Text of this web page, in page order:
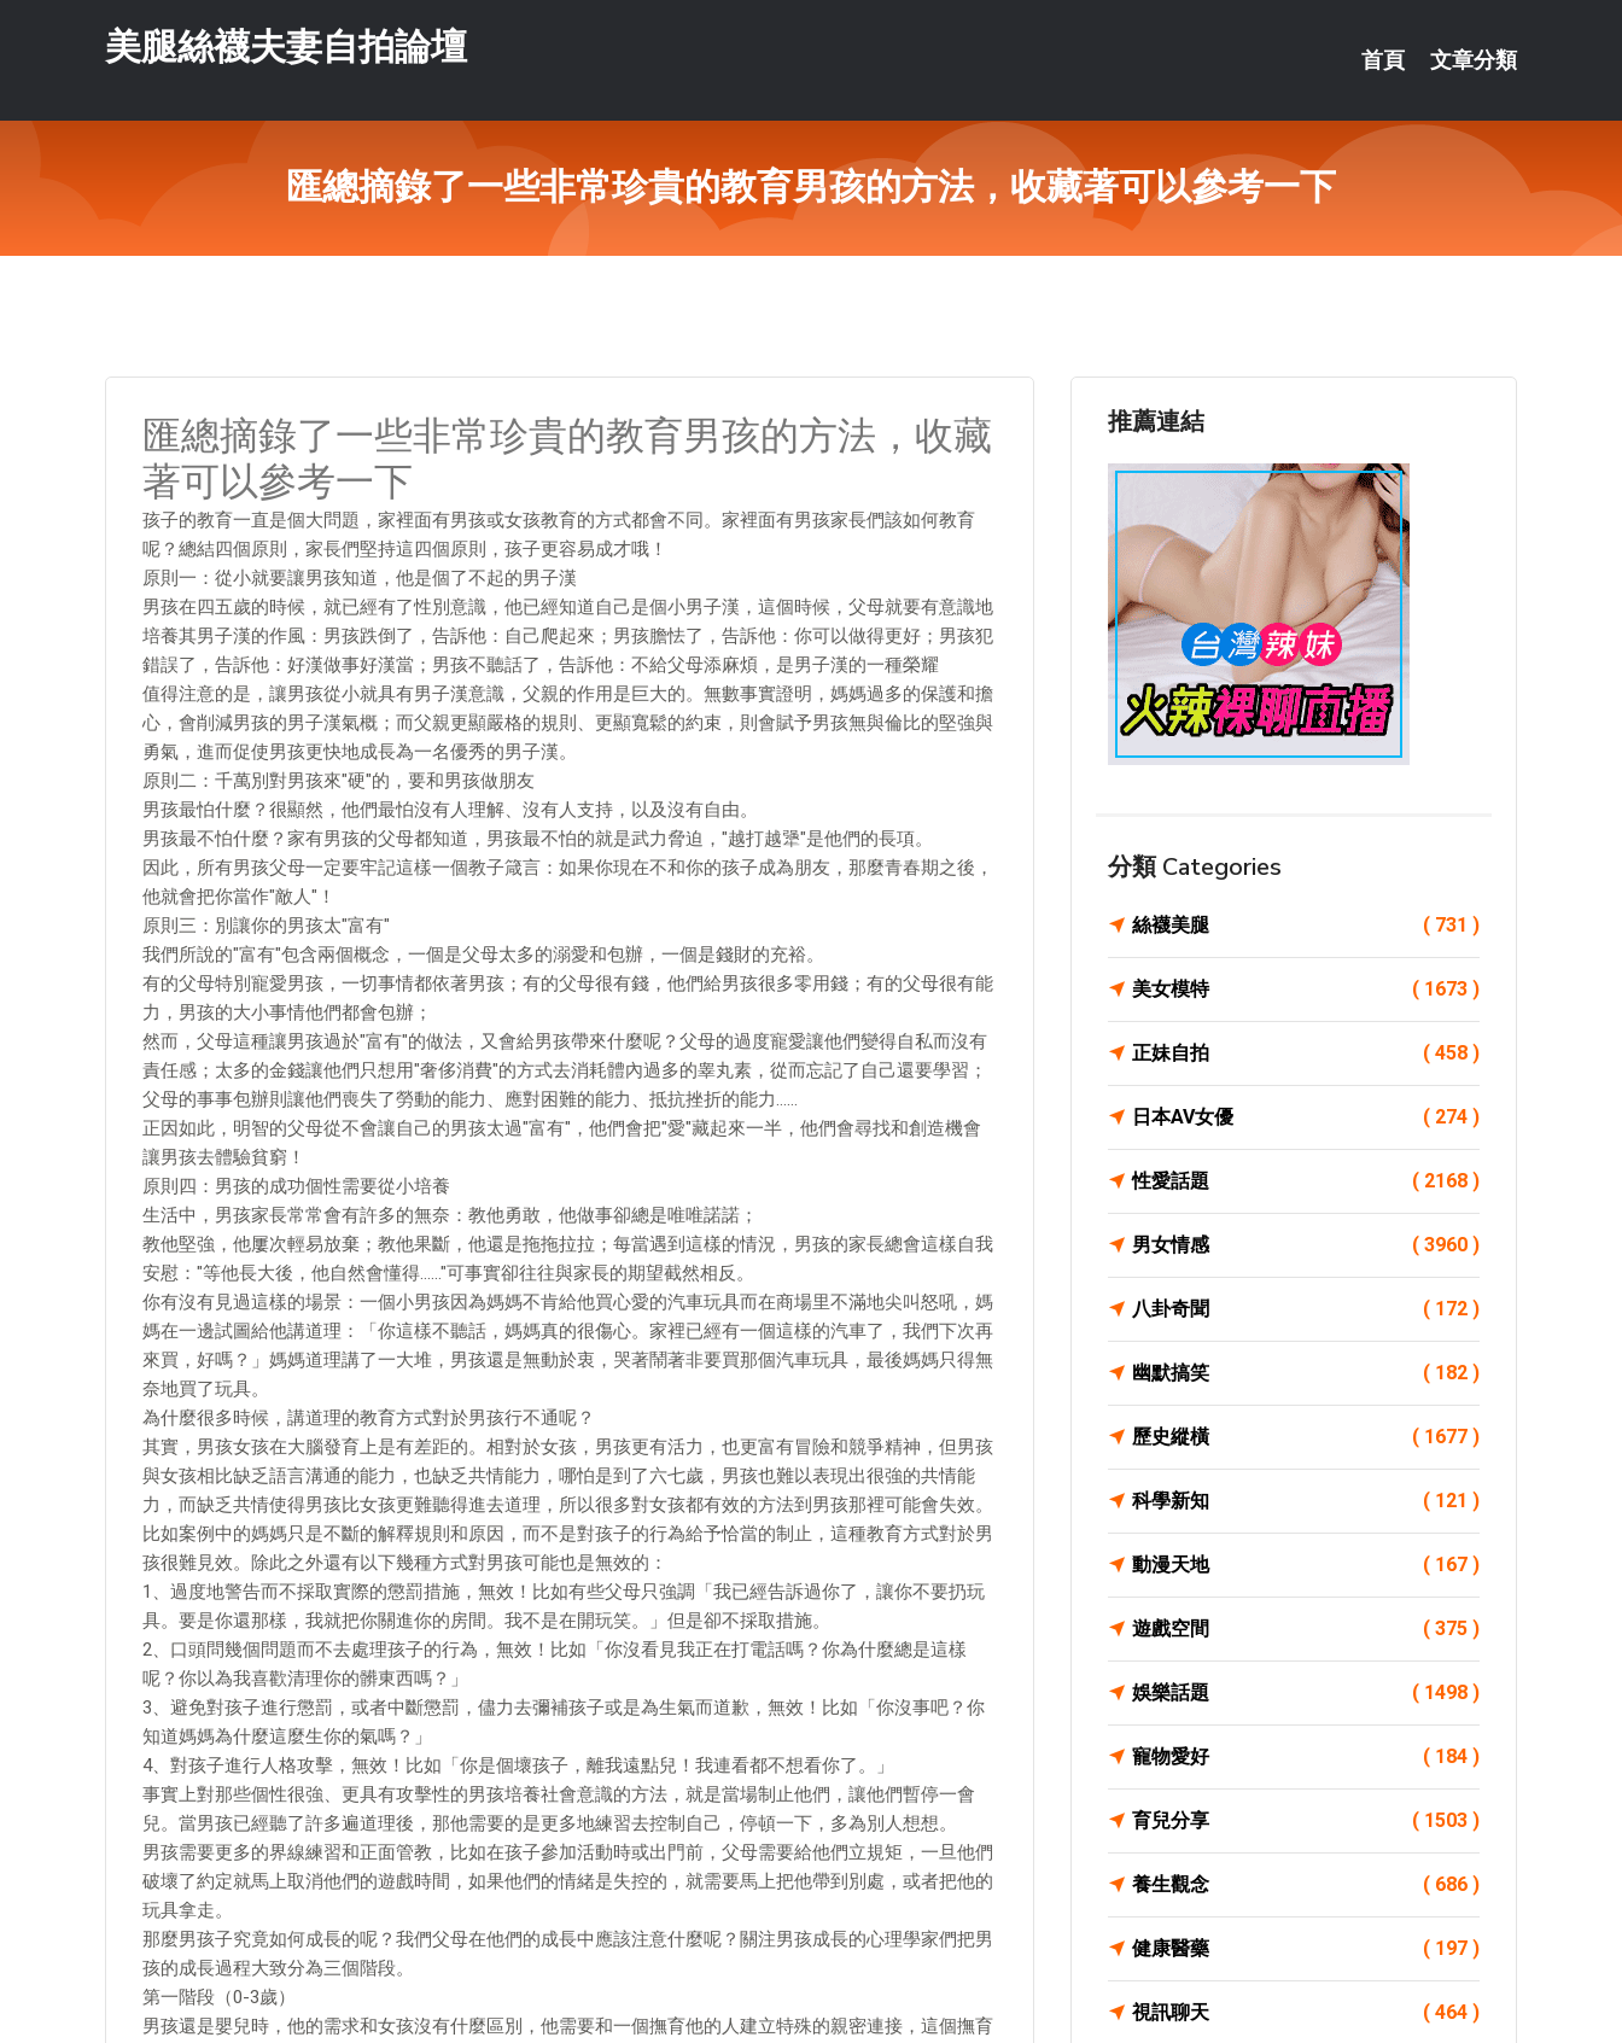
美腿絲襪夫妻自拍論壇 首頁 文章分類
匯總摘錄了一些非常珍貴的教育男孩的方法，收藏著可以參考一下
匯總摘錄了一些非常珍貴的教育男孩的方法，收藏
著可以參考一下
孩子的教育一直是個大問題，家裡面有男孩或女孩教育的方式都會不同。家裡面有男孩家長們該如何教育
呢？總結四個原則，家長們堅持這四個原則，孩子更容易成才哦！
原則一：從小就要讓男孩知道，他是個了不起的男子漢
男孩在四五歲的時候，就已經有了性別意識，他已經知道自己是個小男子漢，這個時候，父母就要有意識地
培養其男子漢的作風：男孩跌倒了，告訴他：自己爬起來；男孩膽怯了，告訴他：你可以做得更好；男孩犯
錯誤了，告訴他：好漢做事好漢當；男孩不聽話了，告訴他：不給父母添麻煩，是男子漢的一種榮耀
值得注意的是，讓男孩從小就具有男子漢意識，父親的作用是巨大的。無數事實證明，媽媽過多的保護和擔
心，會削減男孩的男子漢氣概；而父親更顯嚴格的規則、更顯寬鬆的約束，則會賦予男孩無與倫比的堅強與
勇氣，進而促使男孩更快地成長為一名優秀的男子漢。
原則二：千萬別對男孩來"硬"的，要和男孩做朋友
男孩最怕什麼？很顯然，他們最怕沒有人理解、沒有人支持，以及沒有自由。
男孩最不怕什麼？家有男孩的父母都知道，男孩最不怕的就是武力脅迫，"越打越犟"是他們的長項。
因此，所有男孩父母一定要牢記這樣一個教子箴言：如果你現在不和你的孩子成為朋友，那麼青春期之後，
他就會把你當作"敵人"！
原則三：別讓你的男孩太"富有"
我們所說的"富有"包含兩個概念，一個是父母太多的溺愛和包辦，一個是錢財的充裕。
有的父母特別寵愛男孩，一切事情都依著男孩；有的父母很有錢，他們給男孩很多零用錢；有的父母很有能
力，男孩的大小事情他們都會包辦；
然而，父母這種讓男孩過於"富有"的做法，又會給男孩帶來什麼呢？父母的過度寵愛讓他們變得自私而沒有
責任感；太多的金錢讓他們只想用"奢侈消費"的方式去消耗體內過多的睾丸素，從而忘記了自己還要學習；
父母的事事包辦則讓他們喪失了勞動的能力、應對困難的能力、抵抗挫折的能力……
正因如此，明智的父母從不會讓自己的男孩太過"富有"，他們會把"愛"藏起來一半，他們會尋找和創造機會
讓男孩去體驗貧窮！
原則四：男孩的成功個性需要從小培養
生活中，男孩家長常常會有許多的無奈：教他勇敢，他做事卻總是唯唯諾諾；
教他堅強，他屢次輕易放棄；教他果斷，他還是拖拖拉拉；每當遇到這樣的情況，男孩的家長總會這樣自我
安慰："等他長大後，他自然會懂得……"可事實卻往往與家長的期望截然相反。
你有沒有見過這樣的場景：一個小男孩因為媽媽不肯給他買心愛的汽車玩具而在商場里不滿地尖叫怒吼，媽
媽在一邊試圖給他講道理：「你這樣不聽話，媽媽真的很傷心。家裡已經有一個這樣的汽車了，我們下次再
來買，好嗎？」媽媽道理講了一大堆，男孩還是無動於衷，哭著鬧著非要買那個汽車玩具，最後媽媽只得無
奈地買了玩具。
為什麼很多時候，講道理的教育方式對於男孩行不通呢？
其實，男孩女孩在大腦發育上是有差距的。相對於女孩，男孩更有活力，也更富有冒險和競爭精神，但男孩
與女孩相比缺乏語言溝通的能力，也缺乏共情能力，哪怕是到了六七歲，男孩也難以表現出很強的共情能
力，而缺乏共情使得男孩比女孩更難聽得進去道理，所以很多對女孩都有效的方法到男孩那裡可能會失效。
比如案例中的媽媽只是不斷的解釋規則和原因，而不是對孩子的行為給予恰當的制止，這種教育方式對於男
孩很難見效。除此之外還有以下幾種方式對男孩可能也是無效的：
1、過度地警告而不採取實際的懲罰措施，無效！比如有些父母只強調「我已經告訴過你了，讓你不要扔玩
具。要是你還那樣，我就把你關進你的房間。我不是在開玩笑。」但是卻不採取措施。
2、口頭問幾個問題而不去處理孩子的行為，無效！比如「你沒看見我正在打電話嗎？你為什麼總是這樣
呢？你以為我喜歡清理你的髒東西嗎？」
3、避免對孩子進行懲罰，或者中斷懲罰，儘力去彌補孩子或是為生氣而道歉，無效！比如「你沒事吧？你
知道媽媽為什麼這麼生你的氣嗎？」
4、對孩子進行人格攻擊，無效！比如「你是個壞孩子，離我遠點兒！我連看都不想看你了。」
事實上對那些個性很強、更具有攻擊性的男孩培養社會意識的方法，就是當場制止他們，讓他們暫停一會
兒。當男孩已經聽了許多遍道理後，那他需要的是更多地練習去控制自己，停頓一下，多為別人想想。
男孩需要更多的界線練習和正面管教，比如在孩子參加活動時或出門前，父母需要給他們立規矩，一旦他們
破壞了約定就馬上取消他們的遊戲時間，如果他們的情緒是失控的，就需要馬上把他帶到別處，或者把他的
玩具拿走。
那麼男孩子究竟如何成長的呢？我們父母在他們的成長中應該注意什麼呢？關注男孩成長的心理學家們把男
孩的成長過程大致分為三個階段。
第一階段（0-3歲）
男孩還是嬰兒時，他的需求和女孩沒有什麼區別，他需要和一個撫育他的人建立特殊的親密連接，這個撫育
推薦連結
分類 Categories
絲襪美腿 ( 731 )
美女模特 ( 1673 )
正妹自拍 ( 458 )
日本AV女優 ( 274 )
性愛話題 ( 2168 )
男女情感 ( 3960 )
八卦奇聞 ( 172 )
幽默搞笑 ( 182 )
歷史縱橫 ( 1677 )
科學新知 ( 121 )
動漫天地 ( 167 )
遊戲空間 ( 375 )
娛樂話題 ( 1498 )
寵物愛好 ( 184 )
育兒分享 ( 1503 )
養生觀念 ( 686 )
健康醫藥 ( 197 )
視訊聊天 ( 464 )